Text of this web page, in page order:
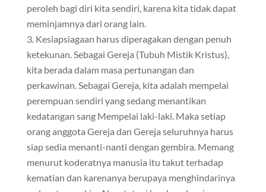
peroleh bagi diri kita sendiri, karena kita tidak dapat
meminjamnya dari orang lain.
Kesiapsiagaan harus diperagakan dengan penuh
ketekunan. Sebagai Gereja (Tubuh Mistik Kristus),
kita berada dalam masa pertunangan dan
perkawinan. Sebagai Gereja, kita adalah mempelai
perempuan sendiri yang sedang menantikan
kedatangan sang Mempelai laki-laki. Maka setiap
orang anggota Gereja dan Gereja seluruhnya harus
siap sedia menanti-nanti dengan gembira. Memang
menurut koderatnya manusia itu takut terhadap
kematian dan karenanya berupaya menghindarinya